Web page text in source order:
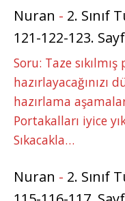
Nuran - 2. Sınıf
121-122-123.
Soru: Taze
hazırlayacağınızı
hazırlama
Portakalları iyice
Sıkacakla…
Nuran - 2. Sınıf